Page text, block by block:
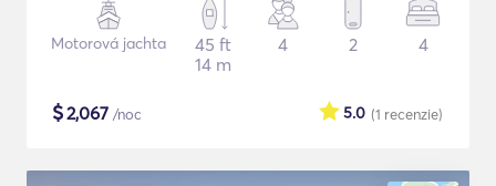
Motorová jachta
45 ft
14 m
4 2 4
$2,067 /noc (1 recenzie)
5.0